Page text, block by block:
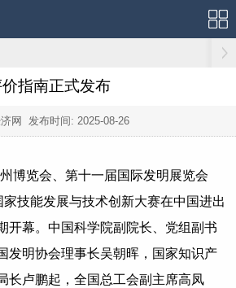
指南正式发布
网 发布时间: 2025-08-26
博览会、第十一届国际发明展览会
家技能发展与技术创新大赛在中国进出
开幕。中国科学院副院长、党组副书
发明协会理事长吴朝晖，国家知识产
长卢鹏起，全国总工会副主席高凤